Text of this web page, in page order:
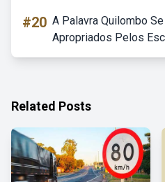
#20 A Palavra Quilombo
Apropriados Pelos
Related Posts